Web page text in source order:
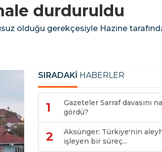
durduruldu
olduğu gerekçesiyle Hazine
SIRADAKİ HABERLER
1
Gazeteler Sarraf davasını
gördü?
2
Aksünger: Türkiye'nin
işleyen bir süreç...